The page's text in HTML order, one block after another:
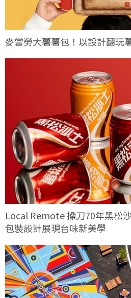
麥當勞大薯薯包！以設計翻玩
Local Remote 操刀70年黑松
包裝設計展現台味新美學